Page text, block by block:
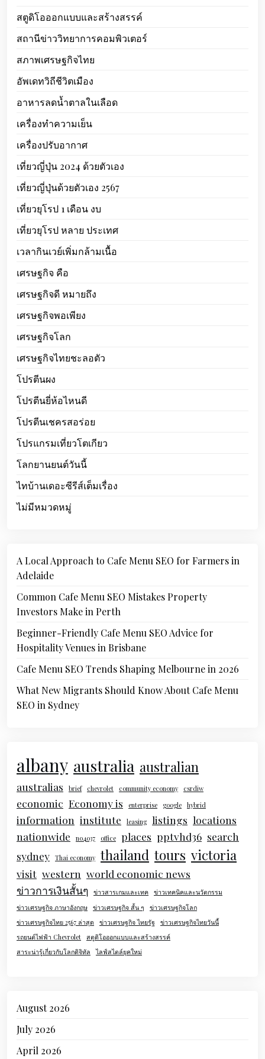
สตูดิโอออกแบบและสร้างสรรค์
สถานีข่าววิทยาการคอมพิวเตอร์
สภาพเศรษฐกิจไทย
อัพเดทวิถีชีวิตเมือง
อาหารลดน้ำตาลในเลือด
เครื่องทำความเย็น
เครื่องปรับอากาศ
เที่ยวญี่ปุ่น 2024 ด้วยตัวเอง
เที่ยวญี่ปุ่นด้วยตัวเอง 2567
เที่ยวยุโรป 1 เดือน งบ
เที่ยวยุโรป หลาย ประเทศ
เวลากินเวย์เพิ่มกล้ามเนื้อ
เศรษฐกิจ คือ
เศรษฐกิจดี หมายถึง
เศรษฐกิจพอเพียง
เศรษฐกิจโลก
เศรษฐกิจไทยชะลอตัว
โปรตีนผง
โปรตีนยี่ห้อไหนดี
โปรตีนเชครสอร่อย
โปรแกรมเที่ยวโตเกียว
โลกยานยนต์วันนี้
ไทบ้านเดอะซีรีส์เต็มเรื่อง
ไม่มีหมวดหมู่
A Local Approach to Cafe Menu SEO for Farmers in
Adelaide
Common Cafe Menu SEO Mistakes Property
Investors Make in Perth
Beginner-Friendly Cafe Menu SEO Advice for
Hospitality Venues in Brisbane
Cafe Menu SEO Trends Shaping Melbourne in 2026
What New Migrants Should Know About Cafe Menu
SEO in Sydney
albany australia australian
australias brief chevrolet community economy csrdiw
economic Economy is enterprise google hybrid
information institute leasing listings locations
nationwide
no4037 office places pptvhd36 search
sydney Thai economy thailand tours victoria
visit western world economic news
ข่าวการเงินสั้นๆ ข่าวสารเกมและเทค ข่าวเทคนิคและนวัตกรรม
ข่าวเศรษฐกิจ ภาษาอังกฤษ ข่าวเศรษฐกิจ สั้น ๆ
ข่าวเศรษฐกิจโลก
ข่าวเศรษฐกิจไทย 2567 ล่าสุด
ข่าวเศรษฐกิจ ไทยรัฐ ข่าวเศรษฐกิจไทยวันนี้
รถยนต์ไฟฟ้า Chevrolet สตูดิโอออกแบบและสร้างสรรค์
สาระน่ารู้เกี่ยวกับโลกดิจิทัล
ไลฟ์สไตล์ยุคใหม่
August 2026
July 2026
April 2026